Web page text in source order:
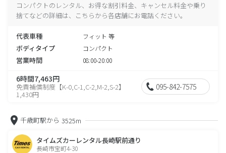
コンパクトのレンタル、お得な割引料金、キャンセル料金や乗り
捨てなどの詳細は、こちらから各店舗にお電話ください。
代表車種 フィット 等
ボディタイプ コンパクト
営業時間 08:00-20:00
6時間7,463円
免責補償制度【K-0,C-1,C-2,M-2,S-2】
1,430円
095-842-7575
千歳町駅から 3525m
タイムズカーレンタル長崎駅前通り
長崎市宝町4-30